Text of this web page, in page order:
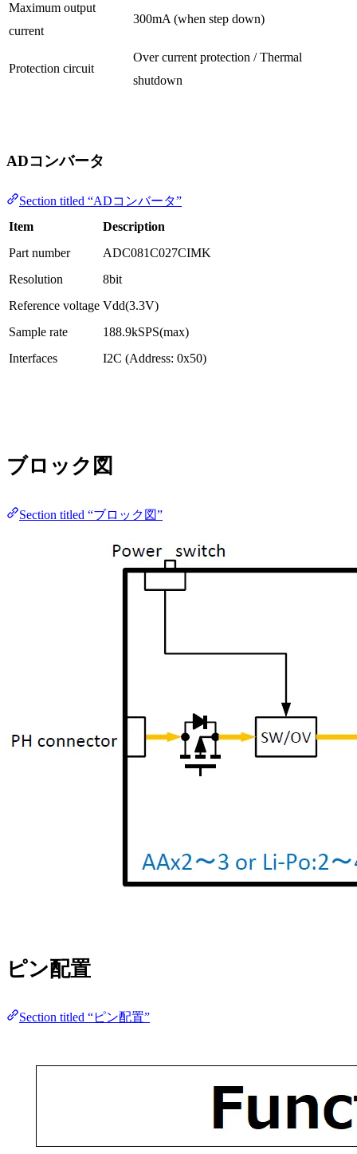
Maximum output
current
300mA (when step down)
Protection circuit
Over current protection / Thermal
shutdown
ADコンバータ
Section titled “ADコンバータ”
Item
Description
Part number
ADC081C027CIMK
Resolution
8bit
Reference voltage Vdd(3.3V)
Sample rate
188.9kSPS(max)
Interfaces
I2C (Address: 0x50)
ブロック図
Section titled “ブロック図”
ピン配置
Section titled “ピン配置”